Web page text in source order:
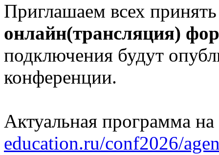
Приглашаем всех принять
онлайн(трансляция)
подключения будут
конференции.
Актуальная программа
education.ru/conf2026/